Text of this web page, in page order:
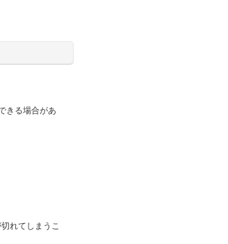
きる場合があ
れてしまうこ